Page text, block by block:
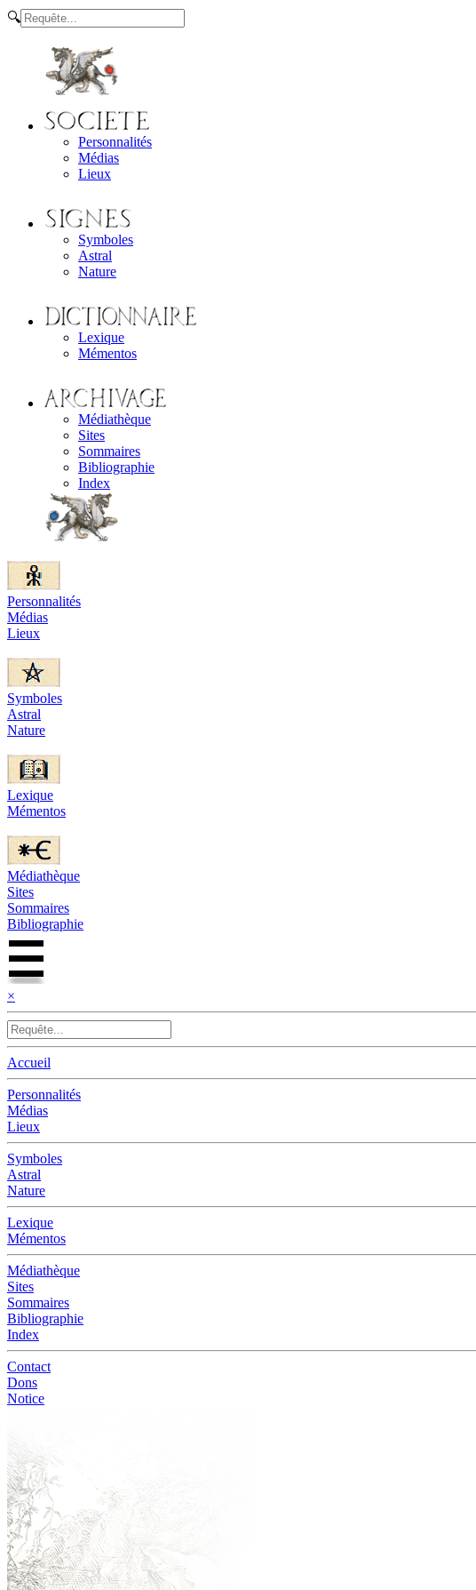
🔍
Personnalités
Médias
Lieux
Symboles
Astral
Nature
Lexique
Mémentos
Médiathèque
Sites
Sommaires
Bibliographie
Index
Personnalités
Médias
Lieux
Symboles
Astral
Nature
Lexique
Mémentos
Médiathèque
Sites
Sommaires
Bibliographie
×
Accueil
Personnalités
Médias
Lieux
Symboles
Astral
Nature
Lexique
Mémentos
Médiathèque
Sites
Sommaires
Bibliographie
Index
Contact
Dons
Notice